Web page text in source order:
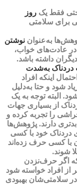
فقط یک روز
برای سلامتی
به‌عنوان نوشتن
در عادت‌های خواب،
داشته باشد.
دردناک به‌شدت
اینکه افراد
شود و حتا به‌دلیل
البته توجه به یک
از بسیاری جهات
را تجربه کرده و
دارند. پژوهش‌ها
دردناک خود با کسی
با کسی حرف زده‌اند
شوند.
اگر حرف‌نزدن
افراد خواسته شود
در سلامتی‌شان بهبودی